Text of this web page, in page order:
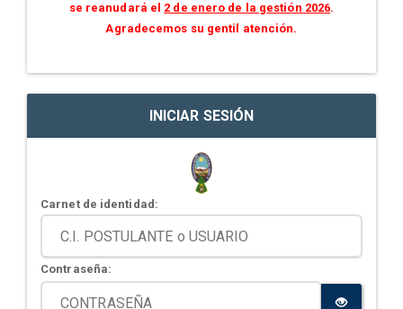
se reanudará el 2 de enero de la gestión 2026.
Agradecemos su gentil atención.
INICIAR SESIÓN
Carnet de identidad:
Contraseña: